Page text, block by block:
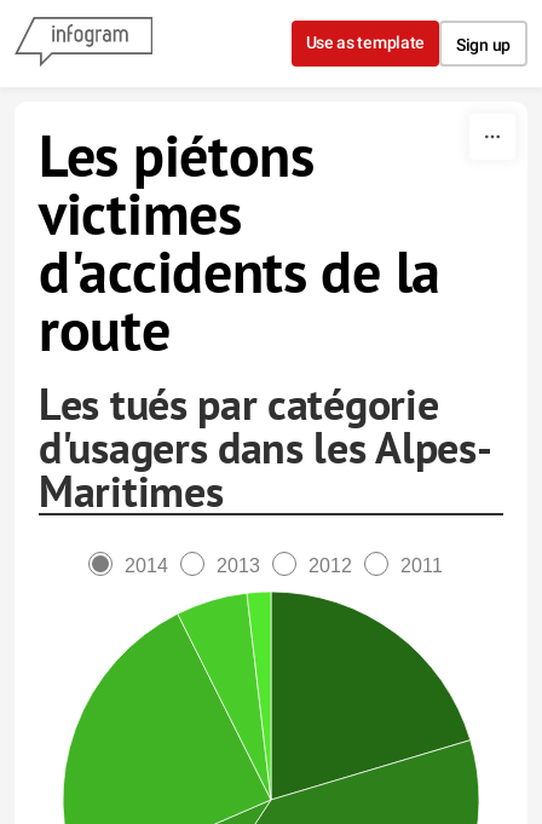
Skip to content
Use as template Sign up
Les piétons
victimes
d'accidents de la
route
Les tués par catégorie
d'usagers dans les Alpes-
Maritimes
2014 2013 2012 2011